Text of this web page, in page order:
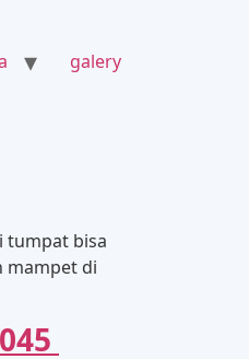
galery
tumpat bisa
mampet di